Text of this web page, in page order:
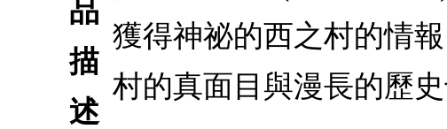
品
描
述
獲得神祕的西之村的情
村的真面目與漫長的歷